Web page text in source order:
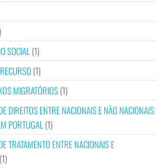
SOCIAL (1)
(1)
MIGRATÓRIOS(1)
DIREITOS ENTRE NACIONAIS E NÃO NACIONAIS
PORTUGAL (1)
TRATAMENTO ENTRE NACIONAIS E
(1)